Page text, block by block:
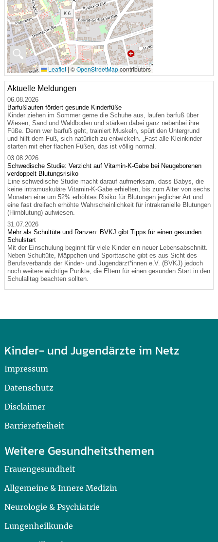
🔍
Leaflet | ©OpenStreetMapcontributors
Aktuelle Meldungen
06.08.2026
Barfußlaufen fördert gesunde Kinderfüße
Kinder ziehen im Sommer gerne die Schuhe aus, laufen barfuß über
Wiesen, Sand und Waldboden und stärken dabei ganz nebenbei ihre
Füße. Denn wer barfuß geht, trainiert Muskeln, spürt den Untergrund
und hilft dem Fuß, sich natürlich zu entwickeln. „Fast alle Kleinkinder
starten mit eher flachen Füßen, das ist völlig normal.
03.08.2026
Schwedische Studie: Verzicht auf Vitamin-K-Gabe bei Neugeborenen
verdoppelt Blutungsrisiko
Eine schwedische Studie macht darauf aufmerksam, dass Babys, die
keine intramuskuläre Vitamin-K-Gabe erhielten, bis zum Alter von sechs
Monaten eine um 52% erhöhtes Risiko für Blutungen jeglicher Art und
eine fast dreifach erhöhte Wahrscheinlichkeit für intrakranielle Blutungen
(Hirnblutung) aufwiesen.
31.07.2026
Mehr als Schultüte und Ranzen: BVKJ gibt Tipps für einen gesunden
Schulstart
Mit der Einschulung beginnt für viele Kinder ein neuer Lebensabschnitt.
Neben Schultüte, Mäppchen und Sporttasche gibt es aus Sicht des
Berufsverbands der Kinder- und Jugendärzt*innen e.V. (BVKJ) jedoch
noch weitere wichtige Punkte, die Eltern für einen gesunden Start in den
Schulalltag beachten sollten.
Kinder- und Jugendärzte im Netz
Impressum
Datenschutz
Disclaimer
Barrierefreiheit
Weitere Gesundheitsthemen
Frauengesundheit
Allgemeine & Innere Medizin
Neurologie & Psychiatrie
Lungenheilkunde